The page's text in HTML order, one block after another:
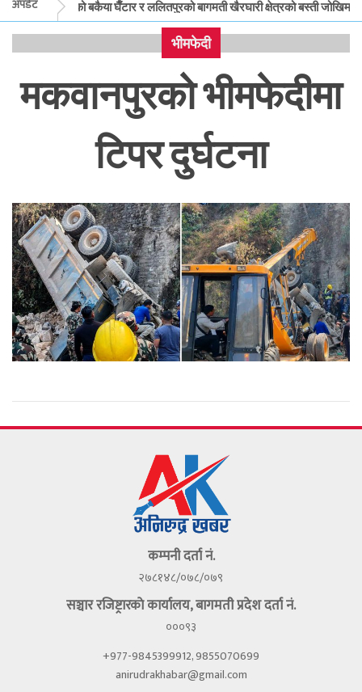
अपडेटमकवानपुरको बकैया घैँटार र ललितपुरको बागमती खैरघारी क्षेत्रको बस्ती जोखिममा
मकवानपुरको बकैया घैँटार र ललितपुरको बागमती खैरघारी क्षेत्रको बस्ती जोखिममा
भीमफेदी
मकवानपुरको भीमफेदीमा
टिपर दुर्घटना
कम्पनी दर्ता नं.
२७८१४८/०७८/०७९
सञ्चार रजिष्ट्रारकाे कार्यालय, बागमती प्रदेश दर्ता नं.
०००९३
+977-9845399912, 9855070699
anirudrakhabar@gmail.com